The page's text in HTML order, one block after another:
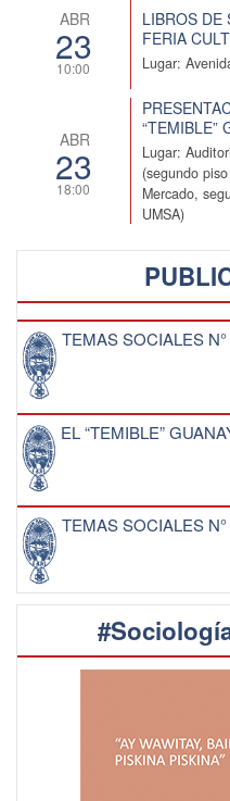
ABR
23
10:00
LIBROS DE
FERIA
Lugar:
ABR
23
18:00
“TEMIBLE”
Lugar:
(segundo
Mercado,
UMSA)
TEMAS SOCIALES
EL “TEMIBLE”
TEMAS SOCIALES